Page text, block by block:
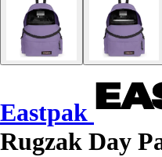
Eastpak
Rugzak Day